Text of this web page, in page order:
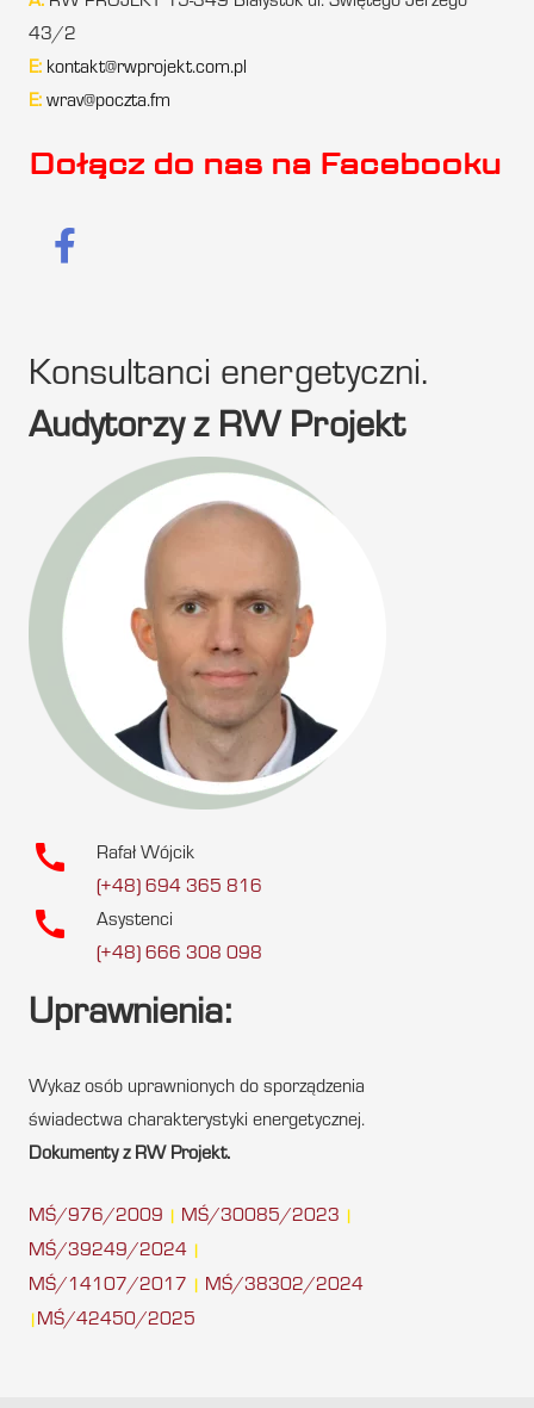
43/2
E: kontakt@rwprojekt.com.pl
E: wrav@poczta.fm
Dołącz do nas na Facebooku
Konsultanci energetyczni.
Audytorzy z RW Projekt
call
Rafał Wójcik
(+48) 694 365 816
call
Asystenci
(+48) 666 308 098
Uprawnienia:
Wykaz osób uprawnionych do sporządzenia
świadectwa charakterystyki energetycznej.
Dokumenty z RW Projekt.
MŚ/976/2009 MŚ/30085/2023
MŚ/39249/2024
MŚ/14107/2017 MŚ/38302/2024
MŚ/42450/2025